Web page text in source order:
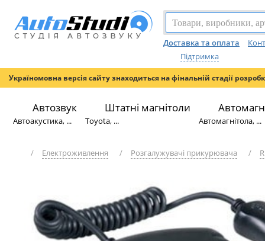
Доставка та оплата
Підтримка
Україномовна версія сайту знаходиться на фінальній стадії
Автозвук
Автоакустика, ...
Штатні магнітоли
Toyota, ... Автомагнітола, ...
/ Електроживлення / Розгалужувачі прикурювача /